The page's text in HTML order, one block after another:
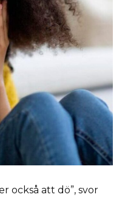
också att dö”, svor